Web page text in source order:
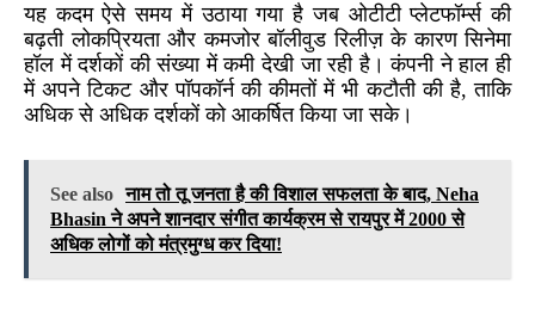
यह कदम ऐसे समय में उठाया गया है जब ओटीटी प्लेटफॉर्म्स की
बढ़ती लोकप्रियता और कमजोर बॉलीवुड रिलीज़ के कारण सिनेमा
हॉल में दर्शकों की संख्या में कमी देखी जा रही है। कंपनी ने हाल ही
में अपने टिकट और पॉपकॉर्न की कीमतों में भी कटौती की है, ताकि
अधिक से अधिक दर्शकों को आकर्षित किया जा सके।
See also नाम तो तू जनता है की विशाल सफलता के बाद, Neha
Bhasin ने अपने शानदार संगीत कार्यक्रम से रायपुर में 2000 से
अधिक लोगों को मंत्रमुग्ध कर दिया!